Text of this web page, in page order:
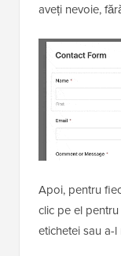
aveți nevoie,
Apoi, pentru
clic pe el
etichetei sau a-